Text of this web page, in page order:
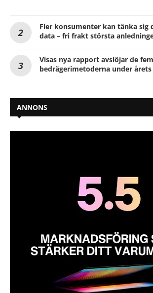
Fler konsumenter kan tänka sig
data – fri frakt största
Visas nya rapport avslöjar de
bedrägerimetoderna under
ANNONS